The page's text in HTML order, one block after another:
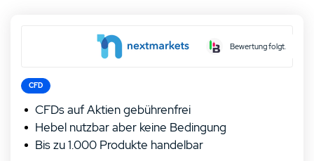
CFD
Bewertung folgt.
CFDs auf Aktien gebührenfrei
Hebel nutzbar aber keine Bedingung
Bis zu 1.000 Produkte handelbar